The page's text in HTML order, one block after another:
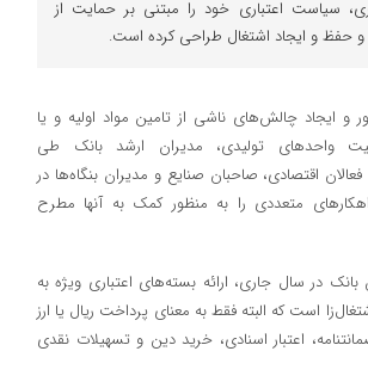
سیاست اعتباری خود را مبتنی بر حمایت از
و حفظ و ایجاد اشتغال طراحی کرده است.
و ایجاد چالش‌های ناشی از تامین مواد اولیه و یا
واحدهای تولیدی، مدیران ارشد بانک طی
اقتصادی، صاحبان صنایع و مدیران بنگاه‌ها در
متعددی را به منظور کمک به آنها مطرح
در سال جاری، ارائه بسته‌های اعتباری ویژه به
است که البته فقط به معنای پرداخت ریال یا ارز
اعتبار اسنادی، خرید دین و تسهیلات نقدی